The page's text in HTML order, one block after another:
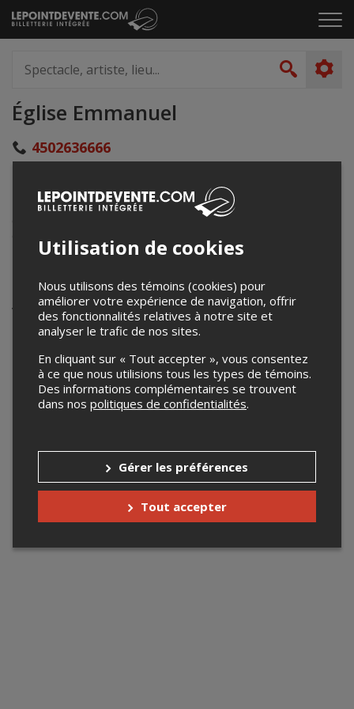
Passer
au
le
artiste,
lieu...
Église Emmanuel
4502636666
203, rue Principale
Événements à venir
Votre recherche n'a retourné aucun résultat.
Utilisation de cookies
Nous utilisons des témoins (cookies) pour
améliorer votre expérience de navigation, offrir
des fonctionnalités relatives à notre site et
analyser le trafic de nos sites.
En cliquant sur « Tout accepter », vous consentez
à ce que nous utilisions tous les types de témoins.
Des informations complémentaires se trouvent
dans nos politiques de confidentialités.
Gérer les préférences
Tout accepter